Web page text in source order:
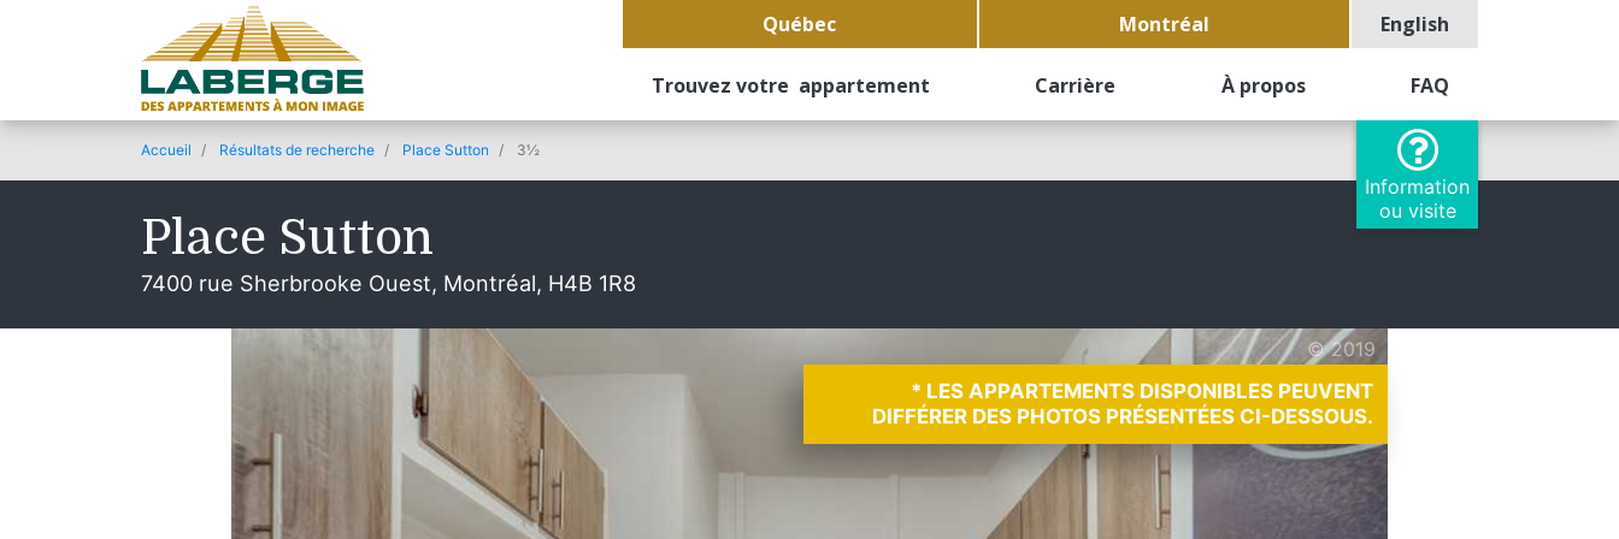
Québec Montréal English
Trouvez votre appartement Carrière À propos FAQ
Information
ou visite
Accueil Résultats de recherche Place Sutton 3½
Place Sutton
7400 rue Sherbrooke Ouest, Montréal, H4B 1R8
© 2019
* LES APPARTEMENTS DISPONIBLES PEUVENT
DIFFÉRER DES PHOTOS PRÉSENTÉES CI-DESSOUS.